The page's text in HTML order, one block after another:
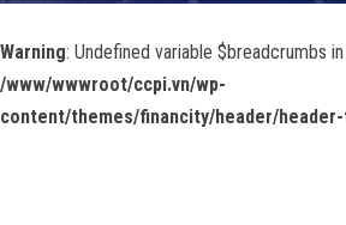
Warning: Undefined variable $breadcrumbs in
/www/wwwroot/ccpi.vn/wp-
content/themes/financity/header/